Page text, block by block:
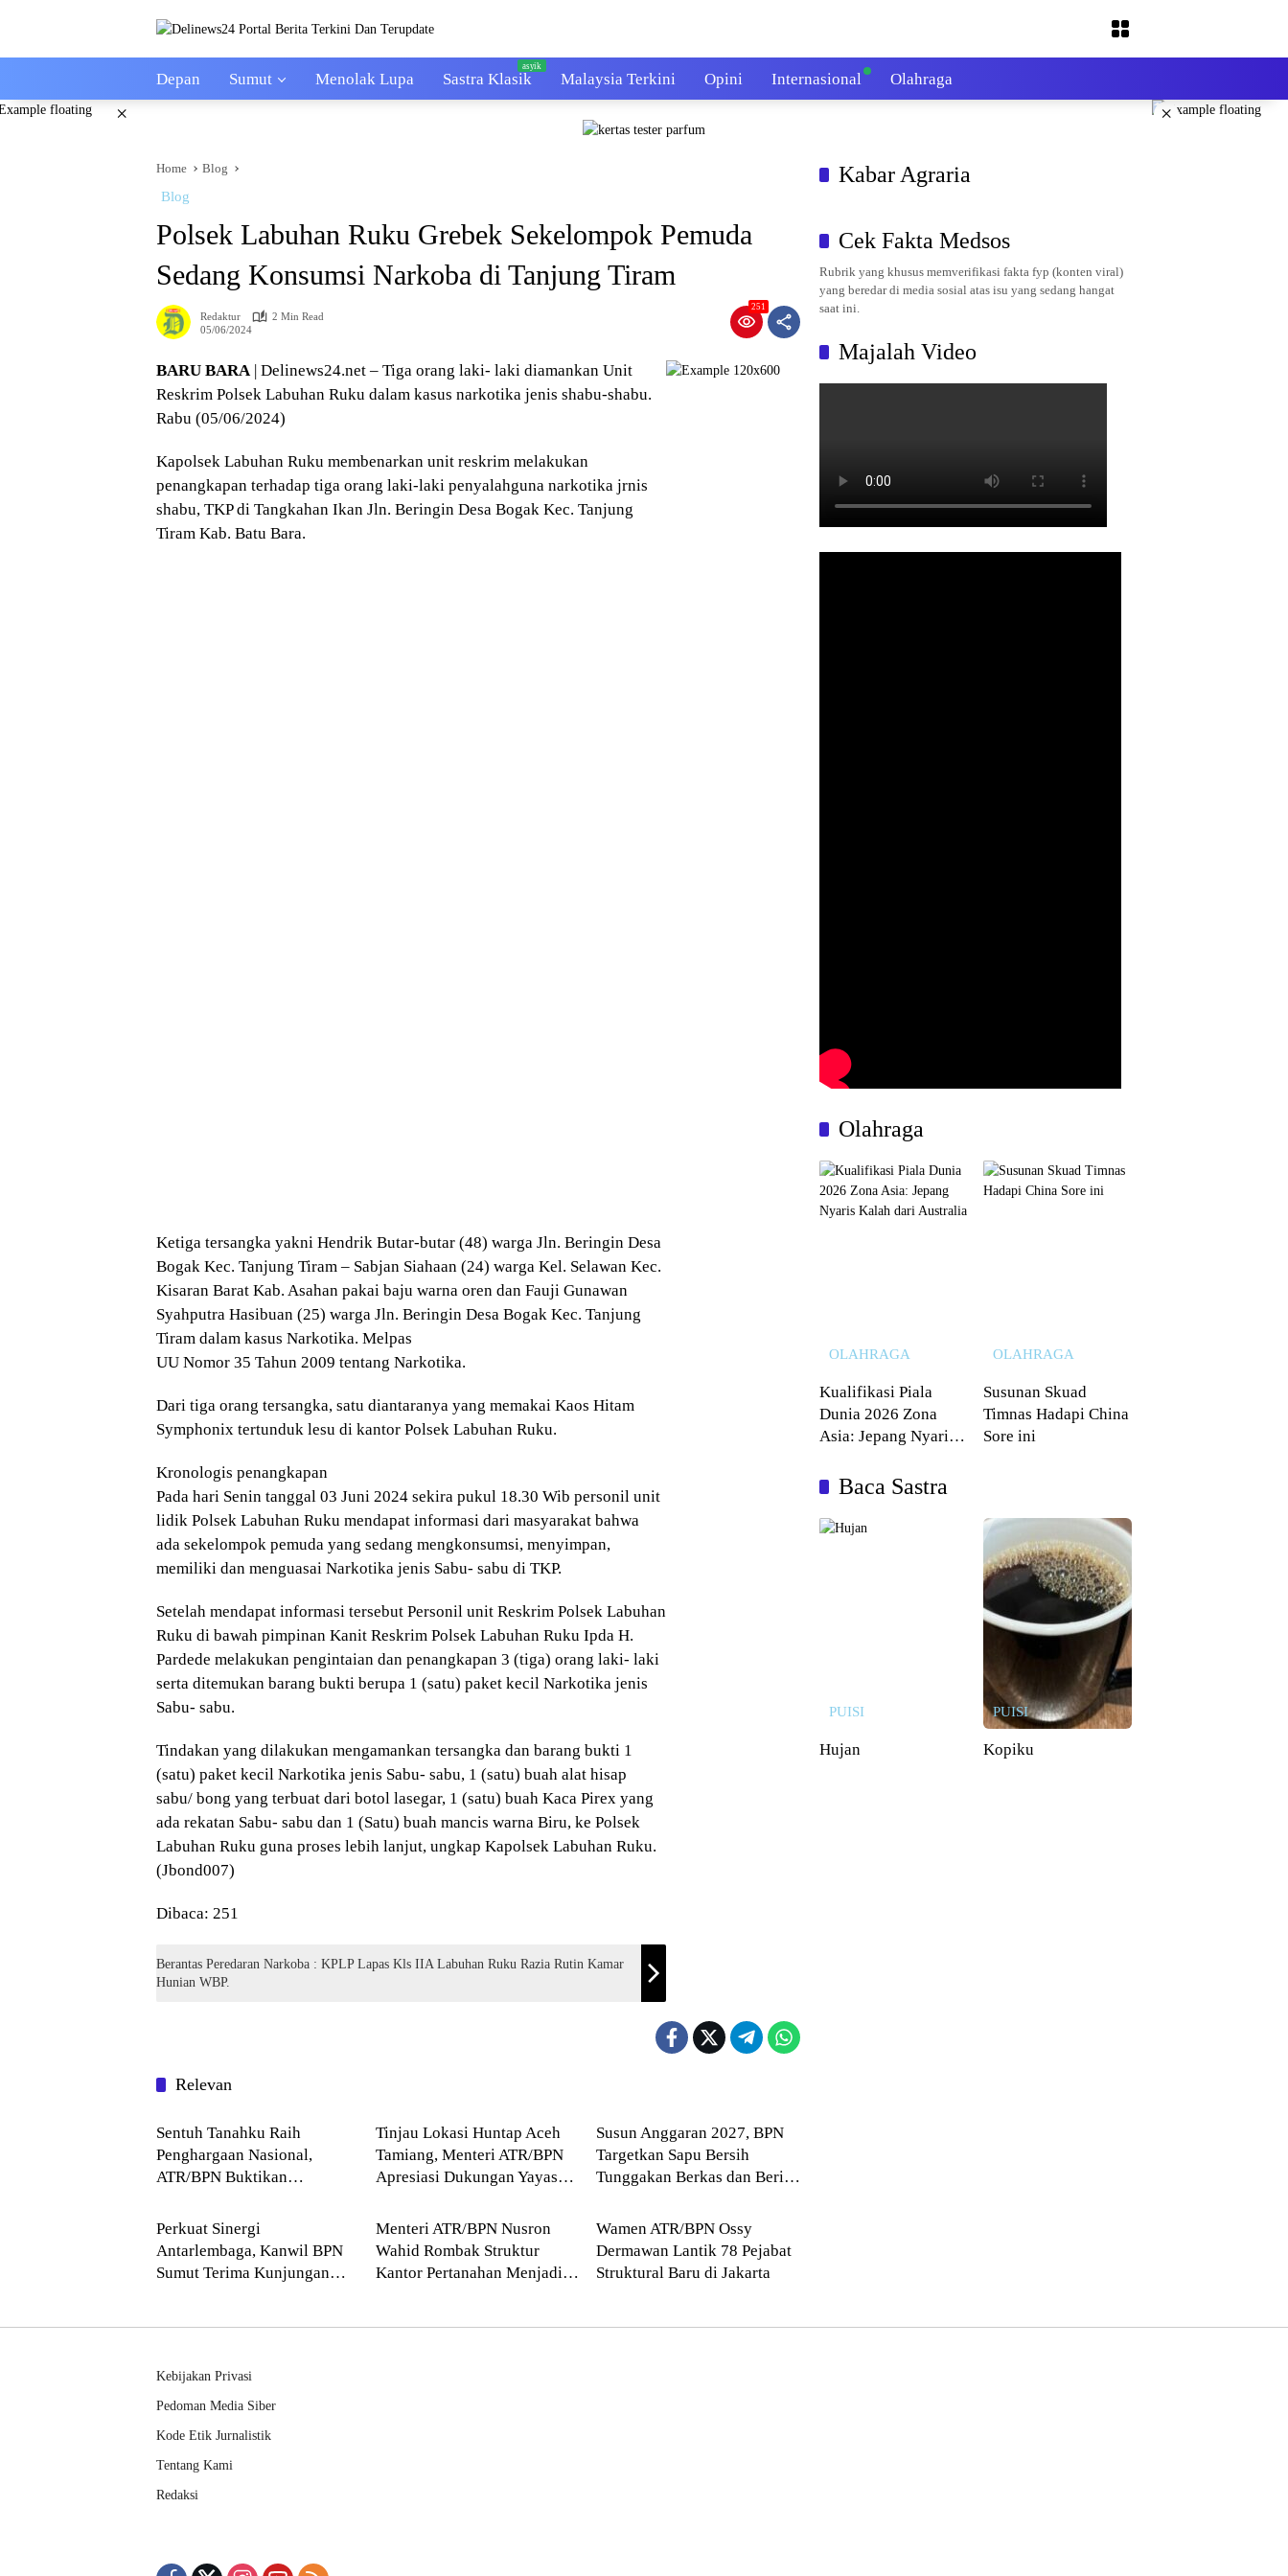
Depan Sumut Menolak Lupa Sastra Klasik Malaysia Terkini Opini Internasional Olahraga
× ×
Home Blog
Blog
Polsek Labuhan Ruku Grebek Sekelompok Pemuda
Sedang Konsumsi Narkoba di Tanjung Tiram
Redaktur
2 Min Read
05/06/2024
251
BARU BARA| Delinews24.net – Tiga orang laki- laki diamankan Unit
Reskrim Polsek Labuhan Ruku dalam kasus narkotika jenis shabu-shabu.
Rabu (05/06/2024)
Kapolsek Labuhan Ruku membenarkan unit reskrim melakukan
penangkapan terhadap tiga orang laki-laki penyalahguna narkotika jrnis
shabu, TKP di Tangkahan Ikan Jln. Beringin Desa Bogak Kec. Tanjung
Tiram Kab. Batu Bara.
Ketiga tersangka yakni Hendrik Butar-butar (48) warga Jln. Beringin Desa
Bogak Kec. Tanjung Tiram – Sabjan Siahaan (24) warga Kel. Selawan Kec.
Kisaran Barat Kab. Asahan pakai baju warna oren dan Fauji Gunawan
Syahputra Hasibuan (25) warga Jln. Beringin Desa Bogak Kec. Tanjung
Tiram dalam kasus Narkotika. Melpas
UU Nomor 35 Tahun 2009 tentang Narkotika.
Dari tiga orang tersangka, satu diantaranya yang memakai Kaos Hitam
Symphonix tertunduk lesu di kantor Polsek Labuhan Ruku.
Kronologis penangkapan
Pada hari Senin tanggal 03 Juni 2024 sekira pukul 18.30 Wib personil unit
lidik Polsek Labuhan Ruku mendapat informasi dari masyarakat bahwa
ada sekelompok pemuda yang sedang mengkonsumsi, menyimpan,
memiliki dan menguasai Narkotika jenis Sabu- sabu di TKP.
Setelah mendapat informasi tersebut Personil unit Reskrim Polsek Labuhan
Ruku di bawah pimpinan Kanit Reskrim Polsek Labuhan Ruku Ipda H.
Pardede melakukan pengintaian dan penangkapan 3 (tiga) orang laki- laki
serta ditemukan barang bukti berupa 1 (satu) paket kecil Narkotika jenis
Sabu- sabu.
Tindakan yang dilakukan mengamankan tersangka dan barang bukti 1
(satu) paket kecil Narkotika jenis Sabu- sabu, 1 (satu) buah alat hisap
sabu/ bong yang terbuat dari botol lasegar, 1 (satu) buah Kaca Pirex yang
ada rekatan Sabu- sabu dan 1 (Satu) buah mancis warna Biru, ke Polsek
Labuhan Ruku guna proses lebih lanjut, ungkap Kapolsek Labuhan Ruku.
(Jbond007)
Dibaca: 251
Berantas Peredaran Narkoba : KPLP Lapas Kls IIA Labuhan Ruku Razia Rutin Kamar
Hunian WBP.
Relevan
Blog
Sentuh Tanahku Raih
Penghargaan Nasional,
ATR/BPN Buktikan
Layanan Pertanahan
Tinjau Lokasi Huntap Aceh
Tamiang, Menteri ATR/BPN
Apresiasi Dukungan Yayasan
Susun Anggaran 2027, BPN
Targetkan Sapu Bersih
Tunggakan Berkas dan Beri
Perkuat Sinergi
Antarlembaga, Kanwil BPN
Sumut Terima Kunjungan
Blog
Menteri ATR/BPN Nusron
Wahid Rombak Struktur
Kantor Pertanahan Menjadi
Blog
Wamen ATR/BPN Ossy
Dermawan Lantik 78 Pejabat
Struktural Baru di Jakarta
Kabar Agraria
Cek Fakta Medsos
Rubrik yang khusus memverifikasi fakta fyp (konten viral)
yang beredar di media sosial atas isu yang sedang hangat
saat ini.
Majalah Video
Olahraga
OLAHRAGA
Kualifikasi Piala
Dunia 2026 Zona
Asia: Jepang Nyaris
OLAHRAGA
Susunan Skuad
Timnas Hadapi China
Sore ini
Baca Sastra
PUISI
Hujan
PUISI
Kopiku
Kebijakan Privasi
Pedoman Media Siber
Kode Etik Jurnalistik
Tentang Kami
Redaksi